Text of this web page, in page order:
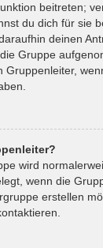
beitreten;
du dich für sie
deinen
Gruppe
Gruppenleiter,
wird
wenn die
erstellen